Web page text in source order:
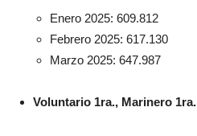
Enero 2025: 609.812
Febrero 2025: 617.130
Marzo 2025: 647.987
Voluntario 1ra., Marinero 1ra.